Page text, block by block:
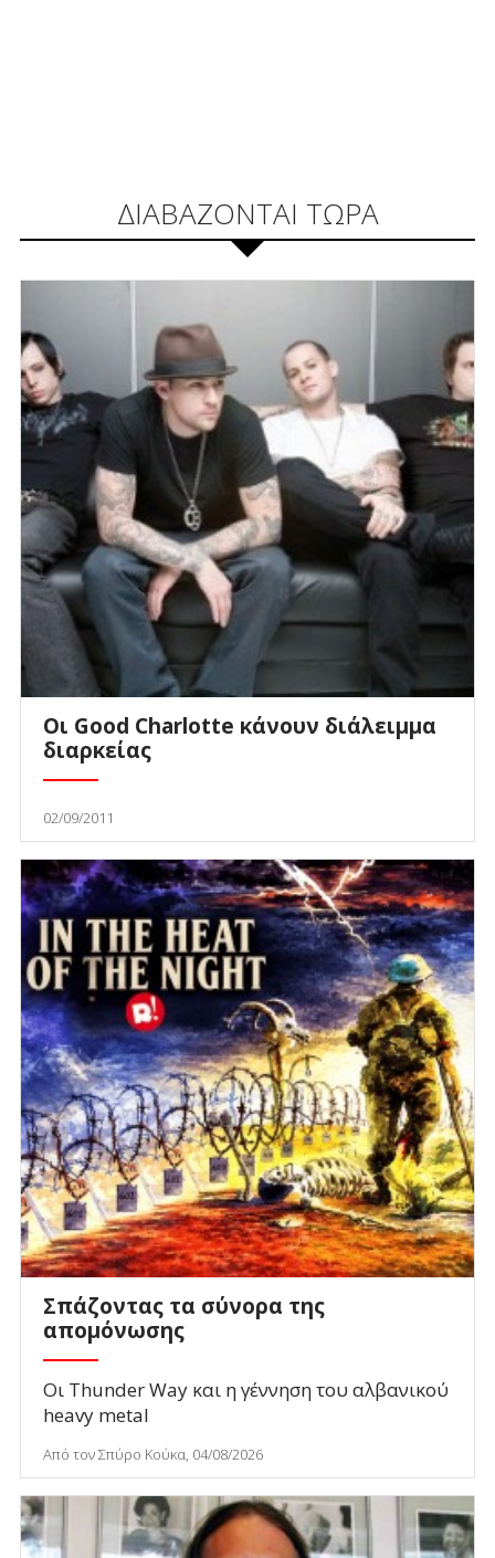
ΔΙΑΒΑΖΟΝΤΑΙ ΤΩΡΑ
Οι Good Charlotte κάνουν διάλειμμα
διαρκείας
02/09/2011
Σπάζοντας τα σύνορα της
απομόνωσης
Οι Thunder Way και η γέννηση του αλβανικού
heavy metal
Από τον Σπύρο Κούκα, 04/08/2026